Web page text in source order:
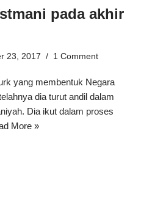
pada akhir
23, 2017 1 Comment
yang membentuk Negara
dia turut andil dalam
Dia ikut dalam proses
More »